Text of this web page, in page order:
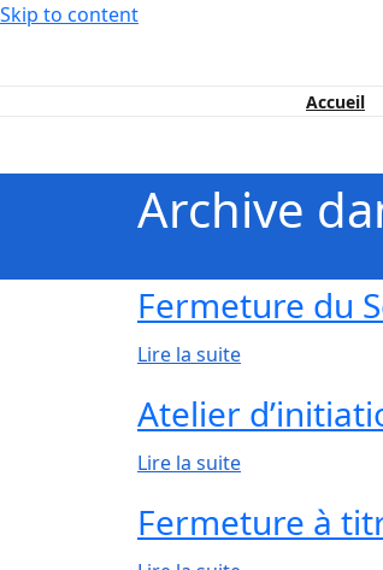
Skip to content
Accueil
Archive
Fermeture du
Lire la suite
Atelier
Lire la suite
Fermeture à